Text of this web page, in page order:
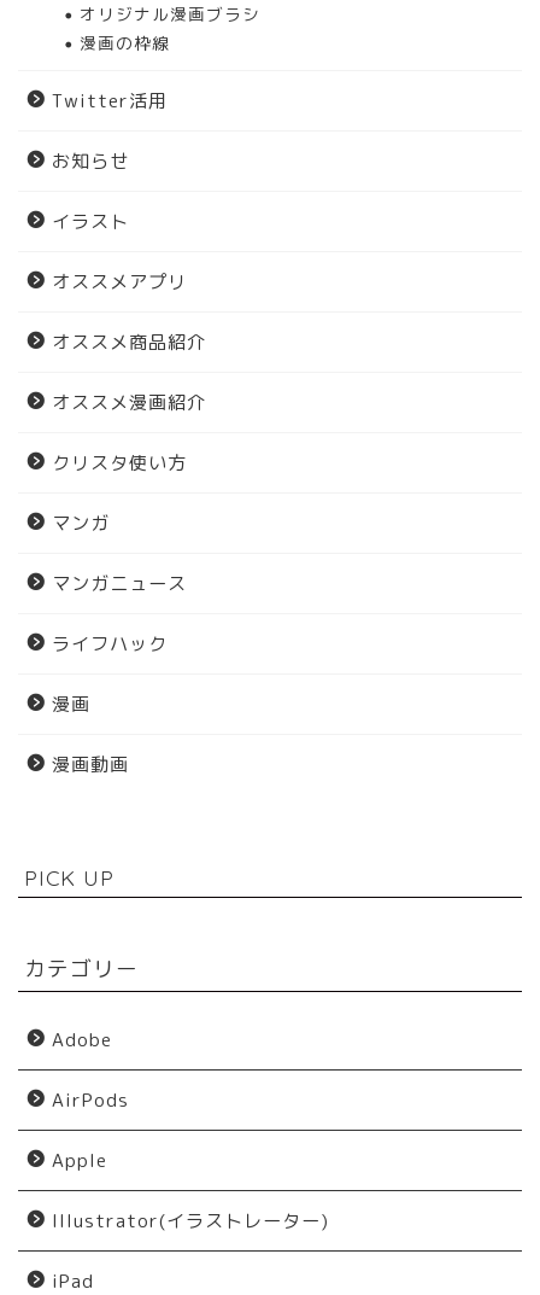
オリジナル漫画ブラシ
漫画の枠線
Twitter活用
お知らせ
イラスト
オススメアプリ
オススメ商品紹介
オススメ漫画紹介
クリスタ使い方
マンガ
マンガニュース
ライフハック
漫画
漫画動画
PICK UP
カテゴリー
Adobe
AirPods
Apple
Illustrator(イラストレーター)
iPad